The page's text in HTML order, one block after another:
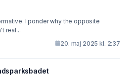
I ponder why the opposite
sector don't real...
20. maj 2025 kl. 2:37